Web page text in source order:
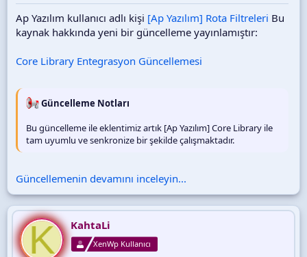
Ap Yazılım kullanıcı adlı kişi [Ap Yazılım] Rota Filtreleri Bu
kaynak hakkında yeni bir güncelleme yayınlamıştır:
Core Library Entegrasyon Güncellemesi
Güncelleme Notları
Bu güncelleme ile eklentimiz artık [Ap Yazılım] Core Library ile
tam uyumlu ve senkronize bir şekilde çalışmaktadır.
Güncellemenin devamını inceleyin...
K KahtaLi
XenWp Kullanıcı